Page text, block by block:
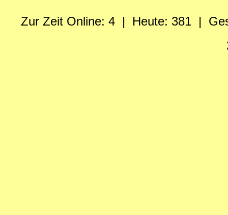
Zur Zeit Online: 4 | Heute: 381 |